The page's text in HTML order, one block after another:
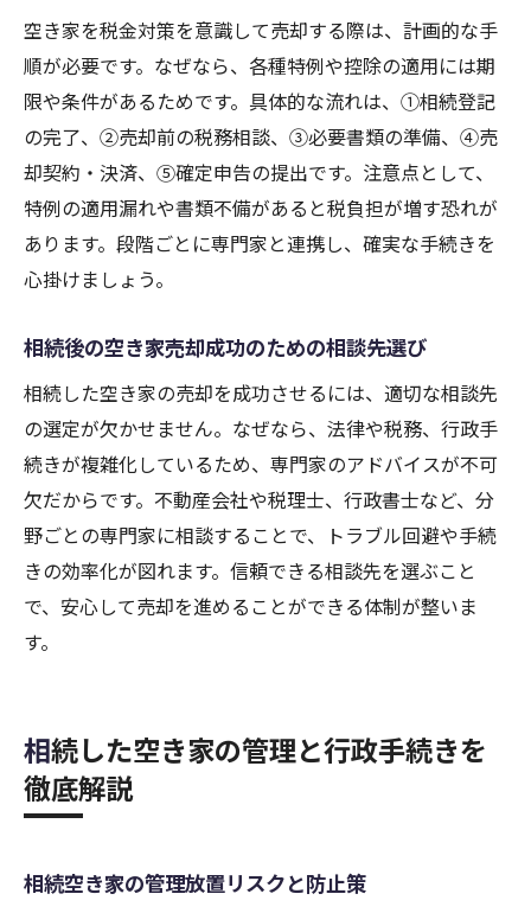
空き家を税金対策を意識して売却する際は、計画的な手
順が必要です。なぜなら、各種特例や控除の適用には期
限や条件があるためです。具体的な流れは、①相続登記
の完了、②売却前の税務相談、③必要書類の準備、④売
却契約・決済、⑤確定申告の提出です。注意点として、
特例の適用漏れや書類不備があると税負担が増す恐れが
あります。段階ごとに専門家と連携し、確実な手続きを
心掛けましょう。
相続後の空き家売却成功のための相談先選び
相続した空き家の売却を成功させるには、適切な相談先
の選定が欠かせません。なぜなら、法律や税務、行政手
続きが複雑化しているため、専門家のアドバイスが不可
欠だからです。不動産会社や税理士、行政書士など、分
野ごとの専門家に相談することで、トラブル回避や手続
きの効率化が図れます。信頼できる相談先を選ぶこと
で、安心して売却を進めることができる体制が整いま
す。
相続した空き家の管理と行政手続きを
徹底解説
相続空き家の管理放置リスクと防止策